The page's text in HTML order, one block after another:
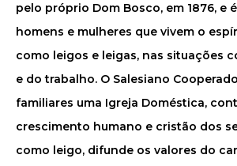
pelo próprio Dom Bosco, em 1876, e
homens e mulheres que vivem o
como leigos e leigas, nas situações
e do trabalho. O Salesiano
familiares uma Igreja Doméstica,
crescimento humano e cristão dos
como leigo, difunde os valores do